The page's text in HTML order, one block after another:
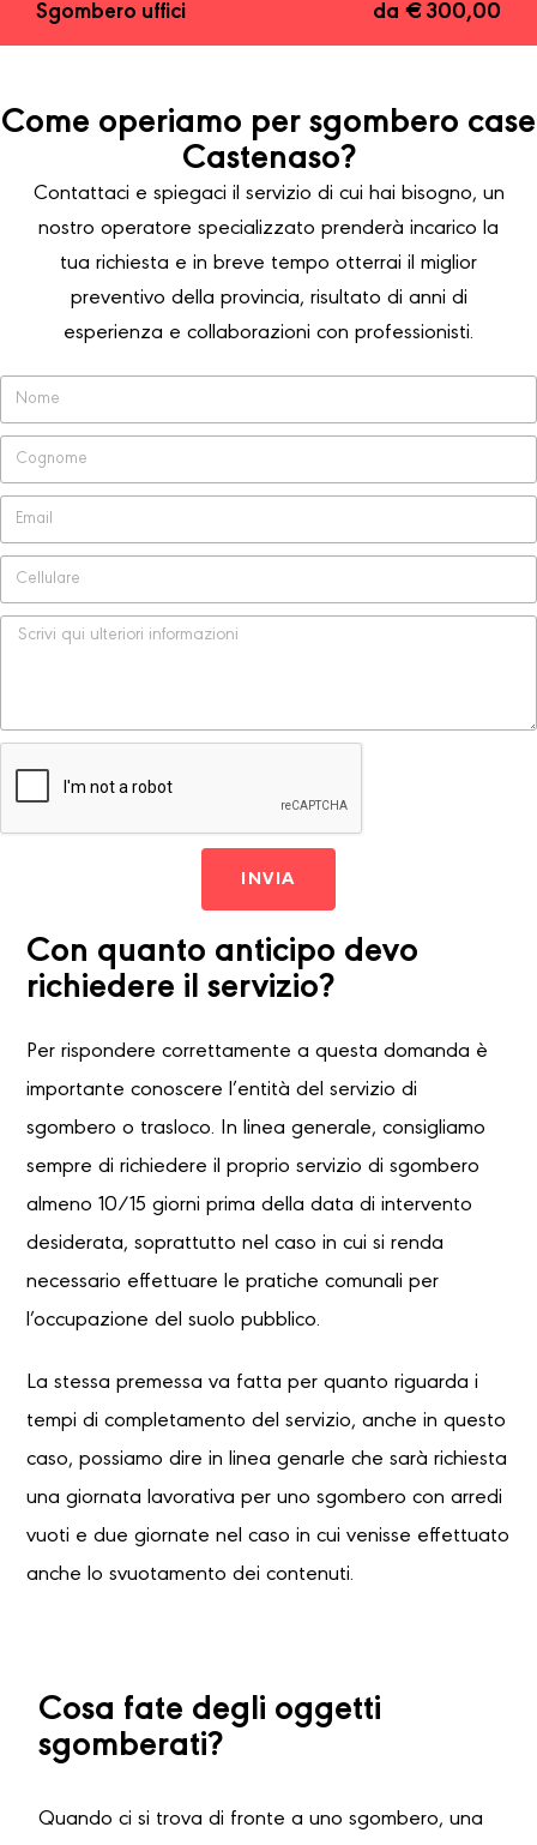
Sgombero uffici
da € 300,00
Come operiamo per sgombero case
Castenaso?
Contattaci e spiegaci il servizio di cui hai bisogno, un
nostro operatore specializzato prenderà incarico la
tua richiesta e in breve tempo otterrai il miglior
preventivo della provincia, risultato di anni di
esperienza e collaborazioni con professionisti.
INVIA
Con quanto anticipo devo
richiedere il servizio?
Per rispondere correttamente a questa domanda è
importante conoscere l’entità del servizio di
sgombero o trasloco. In linea generale, consigliamo
sempre di richiedere il proprio servizio di sgombero
almeno 10/15 giorni prima della data di intervento
desiderata, soprattutto nel caso in cui si renda
necessario effettuare le pratiche comunali per
l’occupazione del suolo pubblico.
La stessa premessa va fatta per quanto riguarda i
tempi di completamento del servizio, anche in questo
caso, possiamo dire in linea genarle che sarà richiesta
una giornata lavorativa per uno sgombero con arredi
vuoti e due giornate nel caso in cui venisse effettuato
anche lo svuotamento dei contenuti.
Cosa fate degli oggetti
sgomberati?
Quando ci si trova di fronte a uno sgombero, una